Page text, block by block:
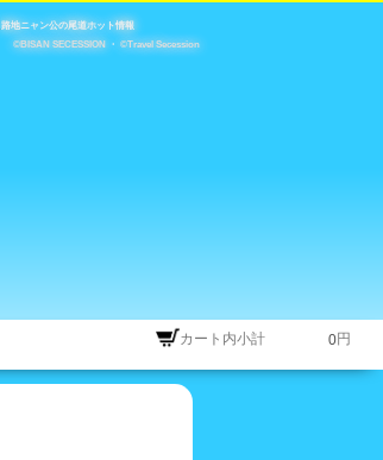
路地ニャン公の尾道ホット情報
©BISAN SECESSION
・ ©Travel Secession
カート内小計 円